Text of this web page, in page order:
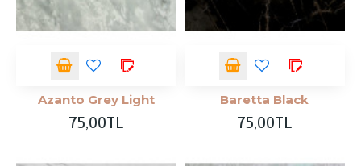
Azanto Grey Light
75,00TL
Baretta Black
75,00TL